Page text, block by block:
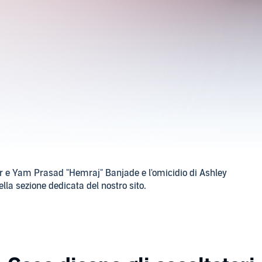
Yam Prasad "Hemraj" Banjade e l'omicidio di Ashley
sezione dedicata del nostro ⁠⁠⁠⁠⁠⁠⁠⁠⁠⁠⁠⁠⁠⁠⁠⁠⁠⁠⁠⁠⁠⁠⁠⁠⁠⁠⁠⁠⁠⁠⁠⁠⁠⁠⁠⁠⁠⁠⁠⁠⁠⁠⁠sito⁠⁠⁠⁠⁠⁠⁠⁠⁠⁠⁠⁠⁠⁠⁠⁠⁠⁠⁠⁠⁠⁠⁠⁠⁠⁠⁠⁠⁠⁠⁠⁠⁠⁠⁠⁠⁠⁠⁠⁠⁠⁠.